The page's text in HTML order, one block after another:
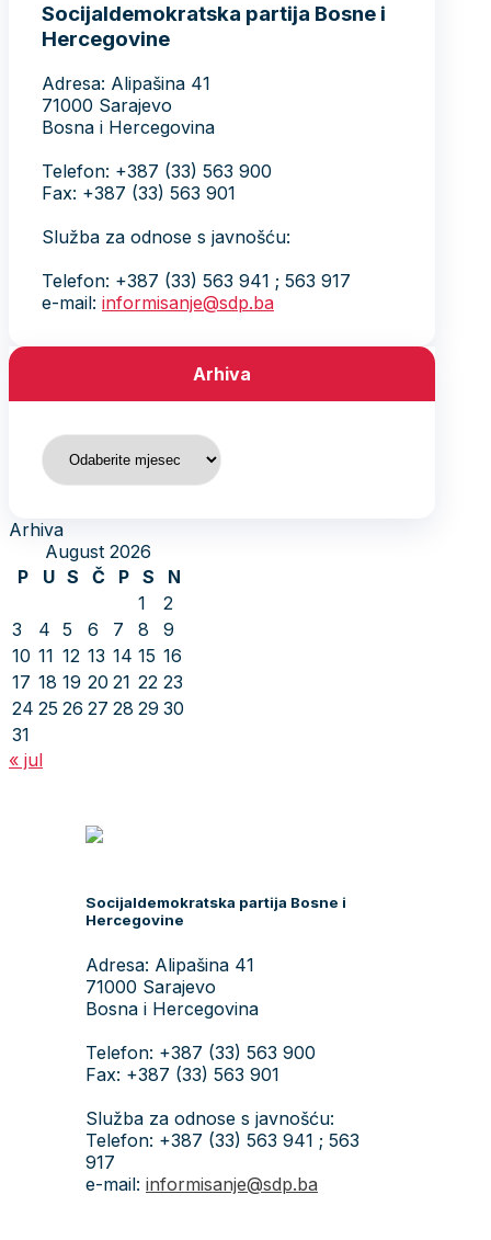
Socijaldemokratska partija Bosne i
Hercegovine
Adresa: Alipašina 41
71000 Sarajevo
Bosna i Hercegovina
Telefon: +387 (33) 563 900
Fax: +387 (33) 563 901
Služba za odnose s javnošću:
Telefon: +387 (33) 563 941 ; 563 917
e-mail: informisanje@sdp.ba
Arhiva
Arhiva
Arhiva
August 2026
P
U S Č P S
N
1
2
3
4 5 6 7 8
9
10 11 12 13 14 15 16
17 18 19 20 21 22 23
24 25 26 27 28 29 30
31
« jul
Socijaldemokratska partija Bosne i
Hercegovine
Adresa: Alipašina 41
71000 Sarajevo
Bosna i Hercegovina
Telefon: +387 (33) 563 900
Fax: +387 (33) 563 901
Služba za odnose s javnošću:
Telefon: +387 (33) 563 941 ; 563
917
e-mail: informisanje@sdp.ba